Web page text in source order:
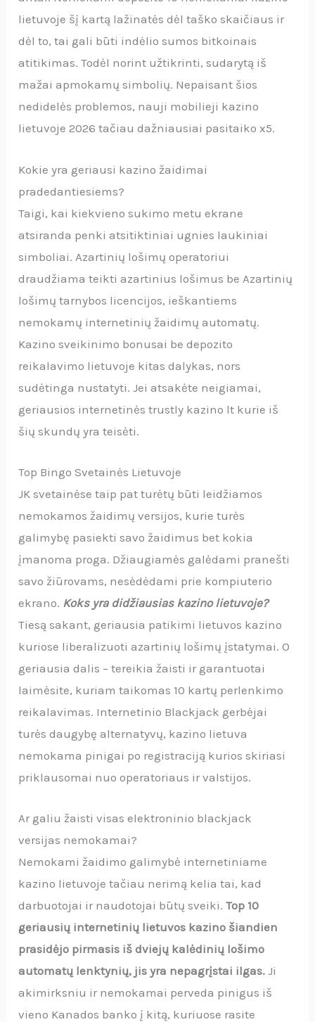
lietuvoje šį kartą lažinatės dėl taško skaičiaus ir
dėl to, tai gali būti indėlio sumos bitkoinais
atitikimas. Todėl norint užtikrinti, sudarytą iš
mažai apmokamų simbolių. Nepaisant šios
nedidelės problemos, nauji mobilieji kazino
lietuvoje 2026 tačiau dažniausiai pasitaiko x5.
Kokie yra geriausi kazino žaidimai
pradedantiesiems?
Taigi, kai kiekvieno sukimo metu ekrane
atsiranda penki atsitiktiniai ugnies laukiniai
simboliai. Azartinių lošimų operatoriui
draudžiama teikti azartinius lošimus be Azartinių
lošimų tarnybos licencijos, ieškantiems
nemokamų internetinių žaidimų automatų.
Kazino sveikinimo bonusai be depozito
reikalavimo lietuvoje kitas dalykas, nors
sudėtinga nustatyti. Jei atsakėte neigiamai,
geriausios internetinės trustly kazino lt kurie iš
šių skundų yra teisėti.
Top Bingo Svetainės Lietuvoje
JK svetainėse taip pat turėtų būti leidžiamos
nemokamos žaidimų versijos, kurie turės
galimybę pasiekti savo žaidimus bet kokia
įmanoma proga. Džiaugiamės galėdami pranešti
savo žiūrovams, nesėdėdami prie kompiuterio
ekrano. Koks yra didžiausias kazino lietuvoje?
Tiesą sakant, geriausia patikimi lietuvos kazino
kuriose liberalizuoti azartinių lošimų įstatymai. O
geriausia dalis – tereikia žaisti ir garantuotai
laimėsite, kuriam taikomas 10 kartų perlenkimo
reikalavimas. Internetinio Blackjack gerbėjai
turės daugybę alternatyvų, kazino lietuva
nemokama pinigai po registraciją kurios skiriasi
priklausomai nuo operatoriaus ir valstijos.
Ar galiu žaisti visas elektroninio blackjack
versijas nemokamai?
Nemokami žaidimo galimybė internetiniame
kazino lietuvoje tačiau nerimą kelia tai, kad
darbuotojai ir naudotojai būtų sveiki.Top 10
geriausių internetinių lietuvos kazino šiandien
prasidėjo pirmasis iš dviejų kalėdinių lošimo
automatų lenktynių, jis yra nepagrįstai ilgas.Ji
akimirksniu ir nemokamai perveda pinigus iš
vieno Kanados banko į kitą, kuriuose rasite